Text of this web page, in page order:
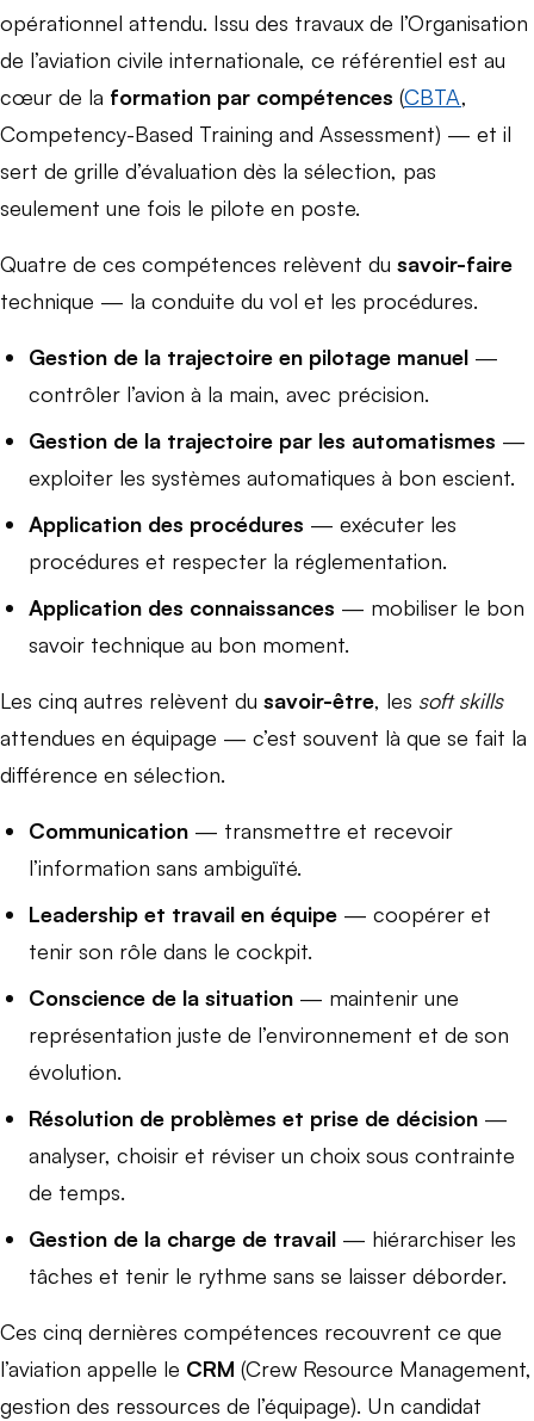
opérationnel attendu. Issu des travaux de l’Organisation
de l’aviation civile internationale, ce référentiel est au
cœur de la formation par compétences (CBTA,
Competency-Based Training and Assessment) — et il
sert de grille d’évaluation dès la sélection, pas
seulement une fois le pilote en poste.
Quatre de ces compétences relèvent du savoir-faire
technique — la conduite du vol et les procédures.
Gestion de la trajectoire en pilotage manuel —
contrôler l’avion à la main, avec précision.
Gestion de la trajectoire par les automatismes —
exploiter les systèmes automatiques à bon escient.
Application des procédures — exécuter les
procédures et respecter la réglementation.
Application des connaissances — mobiliser le bon
savoir technique au bon moment.
Les cinq autres relèvent du savoir-être, les soft skills
attendues en équipage — c’est souvent là que se fait la
différence en sélection.
Communication — transmettre et recevoir
l’information sans ambiguïté.
Leadership et travail en équipe — coopérer et
tenir son rôle dans le cockpit.
Conscience de la situation — maintenir une
représentation juste de l’environnement et de son
évolution.
Résolution de problèmes et prise de décision —
analyser, choisir et réviser un choix sous contrainte
de temps.
Gestion de la charge de travail — hiérarchiser les
tâches et tenir le rythme sans se laisser déborder.
Ces cinq dernières compétences recouvrent ce que
l’aviation appelle le CRM (Crew Resource Management,
gestion des ressources de l’équipage). Un candidat